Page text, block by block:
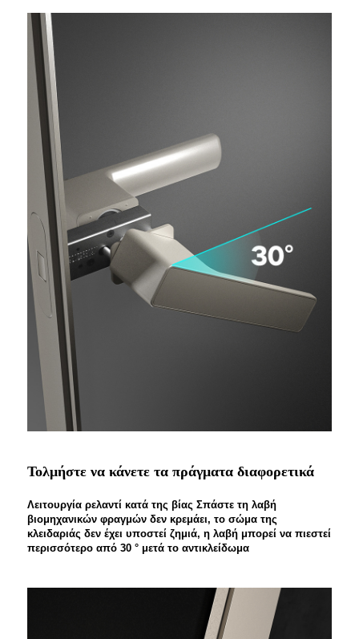
Τολμήστε να κάνετε τα πράγματα διαφορετικά
Λειτουργία ρελαντί κατά της βίας Σπάστε τη λαβή
βιομηχανικών φραγμών δεν κρεμάει, το σώμα της
κλειδαριάς δεν έχει υποστεί ζημιά, η λαβή μπορεί να πιεστεί
περισσότερο από 30 ° μετά το αντικλείδωμα